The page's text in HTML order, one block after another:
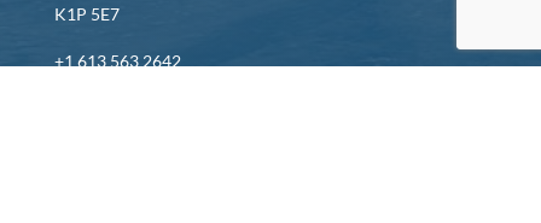
K1P 5E7
+1 613 563 2642